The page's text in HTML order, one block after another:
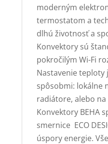
moderným
termostatom a
dlhú životnosť a
Konvektory sú
pokročilým Wi-Fi
Nastavenie
spôsobmi: lokálne
radiátore, alebo na
Konvektory BEHA
smernice ECO
úspory energie.